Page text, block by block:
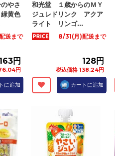
やさ
黄色
送まで
円
円
に追加
和光堂 １歳からのＭＹ
ジュレドリンク アクア
ライト リンゴ...
8/31(月)配送まで
128円
税込価格 138.24円
カートに追加